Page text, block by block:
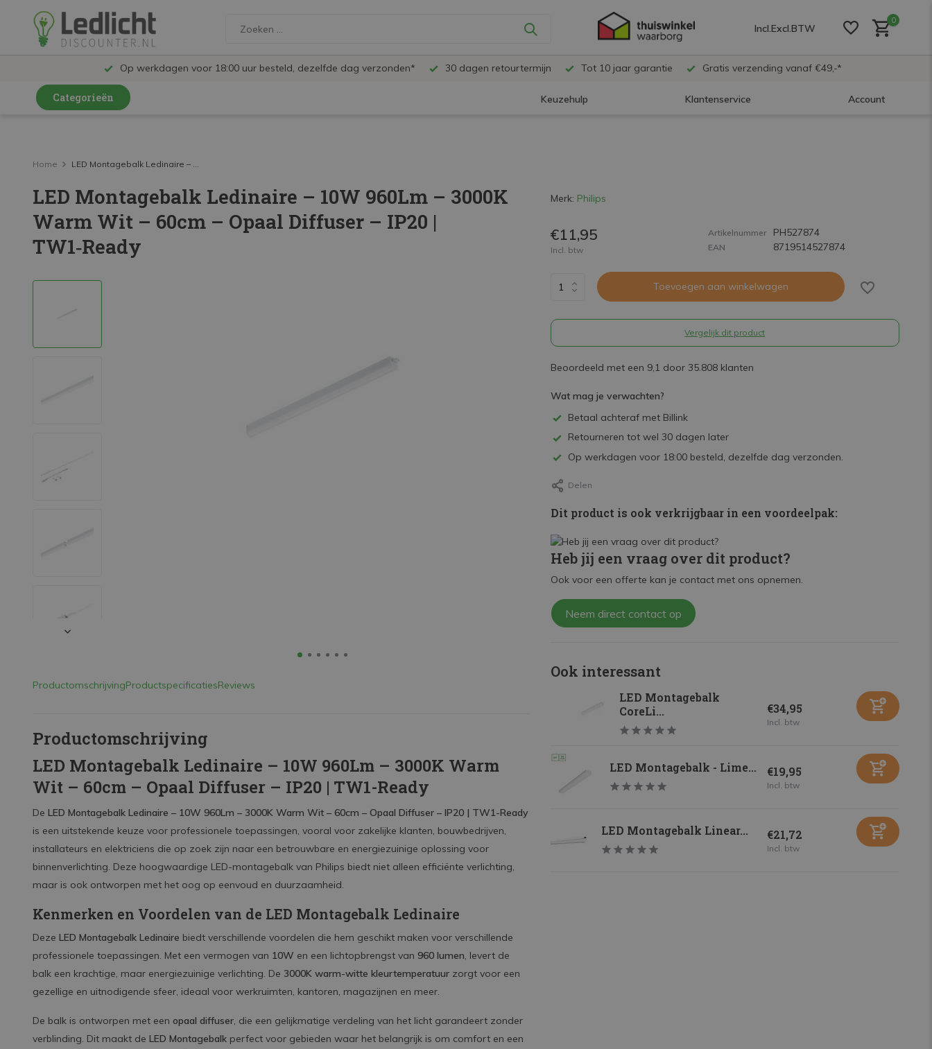
Incl.Excl.BTW
0
Op werkdagen voor 18:00 uur besteld, dezelfde dag verzonden* 30 dagen retourtermijn Tot 10 jaar garantie Gratis verzending vanaf €49,-*
Categorieën Keuzehulp Klantenservice Account
LED Railspots
LED Panelen
LED TL
LED Plafondlampen en Wandlampen
Home LED Montagebalk Ledinaire – ...
LED Montagebalk Ledinaire – 10W 960Lm – 3000K
Warm Wit – 60cm – Opaal Diffuser – IP20 |
TW1‑Ready
ProductomschrijvingProductspecificatiesReviews
Productomschrijving
LED Montagebalk Ledinaire – 10W 960Lm – 3000K Warm
Wit – 60cm – Opaal Diffuser – IP20 | TW1-Ready
De LED Montagebalk Ledinaire – 10W 960Lm – 3000K Warm Wit – 60cm – Opaal Diffuser – IP20 | TW1-Ready
is een uitstekende keuze voor professionele toepassingen, vooral voor zakelijke klanten, bouwbedrijven,
installateurs en elektriciens die op zoek zijn naar een betrouwbare en energiezuinige oplossing voor
binnenverlichting. Deze hoogwaardige LED-montagebalk van Philips biedt niet alleen efficiënte verlichting,
maar is ook ontworpen met het oog op eenvoud en duurzaamheid.
Kenmerken en Voordelen van de LED Montagebalk Ledinaire
Deze LED Montagebalk Ledinaire biedt verschillende voordelen die hem geschikt maken voor verschillende
professionele toepassingen. Met een vermogen van 10W en een lichtopbrengst van 960 lumen, levert de
balk een krachtige, maar energiezuinige verlichting. De 3000K warm-witte kleurtemperatuur zorgt voor een
gezellige en uitnodigende sfeer, ideaal voor werkruimten, kantoren, magazijnen en meer.
De balk is ontworpen met een opaal diffuser, die een gelijkmatige verdeling van het licht garandeert zonder
verblinding. Dit maakt de LED Montagebalk perfect voor gebieden waar het belangrijk is om comfort en een
Merk: Philips
€11,95
Incl. btw
Artikelnummer PH527874
EAN 8719514527874
Toevoegen aan winkelwagen
Vergelijk dit product
Beoordeeld met een 9,1 door 35.808 klanten
Wat mag je verwachten?
Betaal achteraf met Billink
Retourneren tot wel 30 dagen later
Op werkdagen voor 18:00 besteld, dezelfde dag verzonden.
Delen
Dit product is ook verkrijgbaar in een voordeelpak:
Heb jij een vraag over dit product?
Ook voor een offerte kan je contact met ons opnemen.
Neem direct contact op
Ook interessant
LED Montagebalk
CoreLi...
€34,95
Incl. btw
LED Montagebalk - Lime... €19,95
Incl. btw
LED Montagebalk Linear... €21,72
Incl. btw